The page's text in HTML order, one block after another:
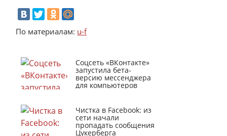
По материалам: u-f
Соцсеть «ВКонтакте»
запустила бета-
версию мессенджера
для компьютеров
Чистка в Facebook: из
сети начали
пропадать сообщения
Цукерберга